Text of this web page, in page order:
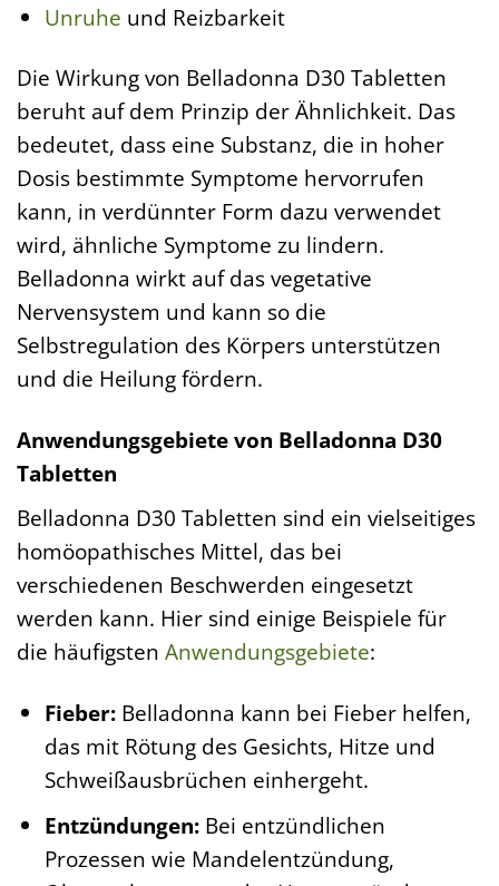
Unruhe und Reizbarkeit
Die Wirkung von Belladonna D30 Tabletten
beruht auf dem Prinzip der Ähnlichkeit. Das
bedeutet, dass eine Substanz, die in hoher
Dosis bestimmte Symptome hervorrufen
kann, in verdünnter Form dazu verwendet
wird, ähnliche Symptome zu lindern.
Belladonna wirkt auf das vegetative
Nervensystem und kann so die
Selbstregulation des Körpers unterstützen
und die Heilung fördern.
Anwendungsgebiete von Belladonna D30
Tabletten
Belladonna D30 Tabletten sind ein vielseitiges
homöopathisches Mittel, das bei
verschiedenen Beschwerden eingesetzt
werden kann. Hier sind einige Beispiele für
die häufigsten Anwendungsgebiete:
Fieber:Belladonna kann bei Fieber helfen,
das mit Rötung des Gesichts, Hitze und
Schweißausbrüchen einhergeht.
Entzündungen:Bei entzündlichen
Prozessen wie Mandelentzündung,